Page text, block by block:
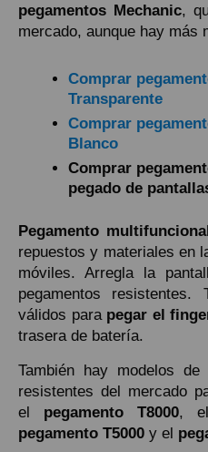
pegamentos Mechanic,
mercado, aunque hay más
Comprar
Transparente
Comprar
Blanco
Comprar
pegado de
Pegamento
repuestos y materiales en
móviles. Arregla la
pegamentos resistentes.
válidos parapegar el
trasera de batería.
También hay modelos
resistentes del mercado
el pegamento T8000,
pegamento T5000 y el